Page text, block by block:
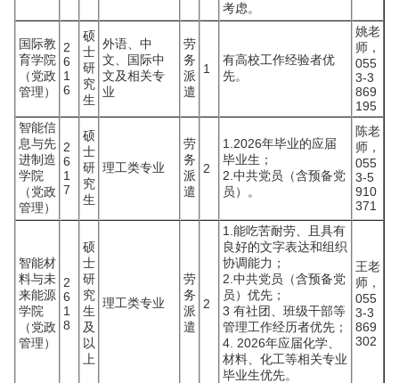
考虑。
国际教
育学院
（党政
管理）
2
6
1
6
硕
士
研
究
生
外语、中
文、国际中
文及相关专
业
劳
务
派
遣
1
有高校工作经验者优
先。
姚老
师，
055
3-3
869
195
智能信
息与先
进制造
学院
（党政
管理）
2
6
1
7
硕
士
研
究
生
理工类专业
劳
务
派
遣
2
1.2026年毕业的应届
毕业生；
2.中共党员（含预备党
员）。
陈老
师，
055
3-5
910
371
智能材
料与未
来能源
学院
（党政
管理）
2
6
1
8
硕
士
研
究
生
及
以
上
理工类专业
劳
务
派
遣
2
1.能吃苦耐劳、且具有
良好的文字表达和组织
协调能力；
2.中共党员（含预备党
员）优先；
3 有社团、班级干部等
管理工作经历者优先；
4. 2026年应届化学、
材料、化工等相关专业
毕业生优先。
王老
师，
055
3-3
869
302